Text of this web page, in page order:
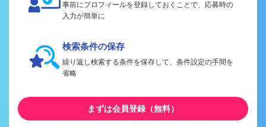
事前にプロフィールを登録しておくことで、応募時の
入力が簡単に
検索条件の保存
繰り返し検索する条件を保存して、条件設定の手間を
省略
まずは会員登録（無料）